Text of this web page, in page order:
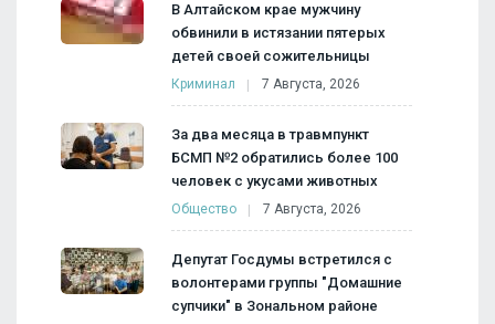
В Алтайском крае мужчину
обвинили в истязании пятерых
детей своей сожительницы
Криминал 7 Августа, 2026
За два месяца в травмпункт
БСМП №2 обратились более 100
человек с укусами животных
Общество 7 Августа, 2026
Депутат Госдумы встретился с
волонтерами группы "Домашние
супчики" в Зональном районе